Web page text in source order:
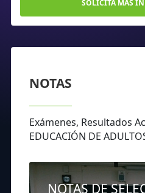
SOLICITA MÁS
NOTAS
Exámenes, Resultados
EDUCACIÓN DE
NOTAS DE